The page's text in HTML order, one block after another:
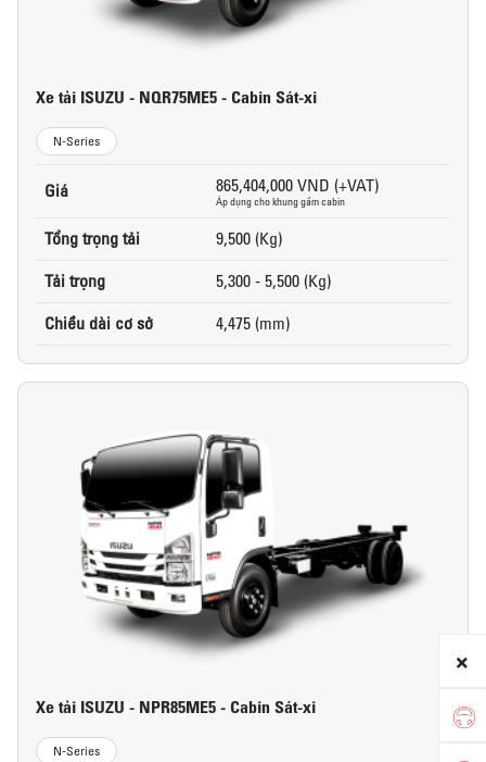
Xe tải ISUZU - NQR75ME5 - Cabin Sát-xi
N-Series
Giá 865,404,000 VND (+VAT)
Áp dụng cho khung gầm cabin
Tổng trọng tải
9,500 (Kg)
Tải trọng
5,300 - 5,500 (Kg)
Chiều dài cơ sở
4,475 (mm)
Xe tải ISUZU - NPR85ME5 - Cabin Sát-xi
N-Series